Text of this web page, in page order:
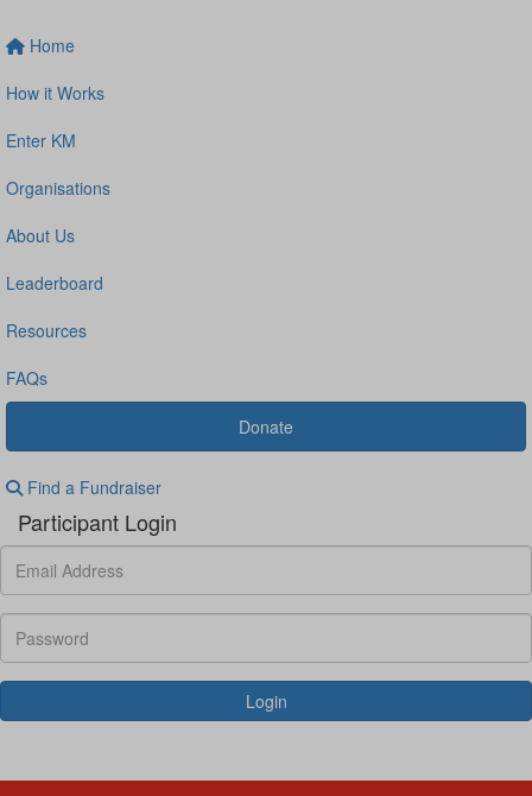
Home
How it Works
Enter KM
Organisations
About Us
Leaderboard
Resources
FAQs
Donate
Find a Fundraiser
Participant Login
Login